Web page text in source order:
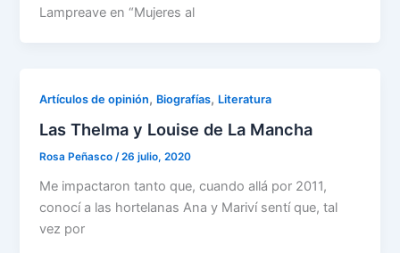
Lampreave en “Mujeres al
Artículos de opinión, Biografías, Literatura
Las Thelma y Louise de La Mancha
Rosa Peñasco/26 julio, 2020
Me impactaron tanto que, cuando allá por 2011,
conocí a las hortelanas Ana y Mariví sentí que, tal
vez por